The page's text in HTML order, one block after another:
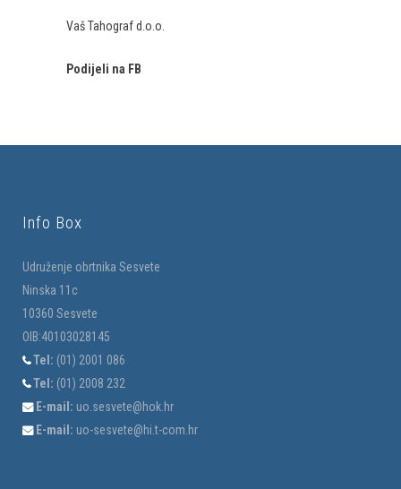
Vaš Tahograf d.o.o.
Podijeli na FB
Info Box
Udruženje obrtnika Sesvete
Ninska 11c
10360 Sesvete
OIB:40103028145
Tel: (01) 2001 086
Tel: (01) 2008 232
E-mail: uo.sesvete@hok.hr
E-mail: uo-sesvete@hi.t-com.hr